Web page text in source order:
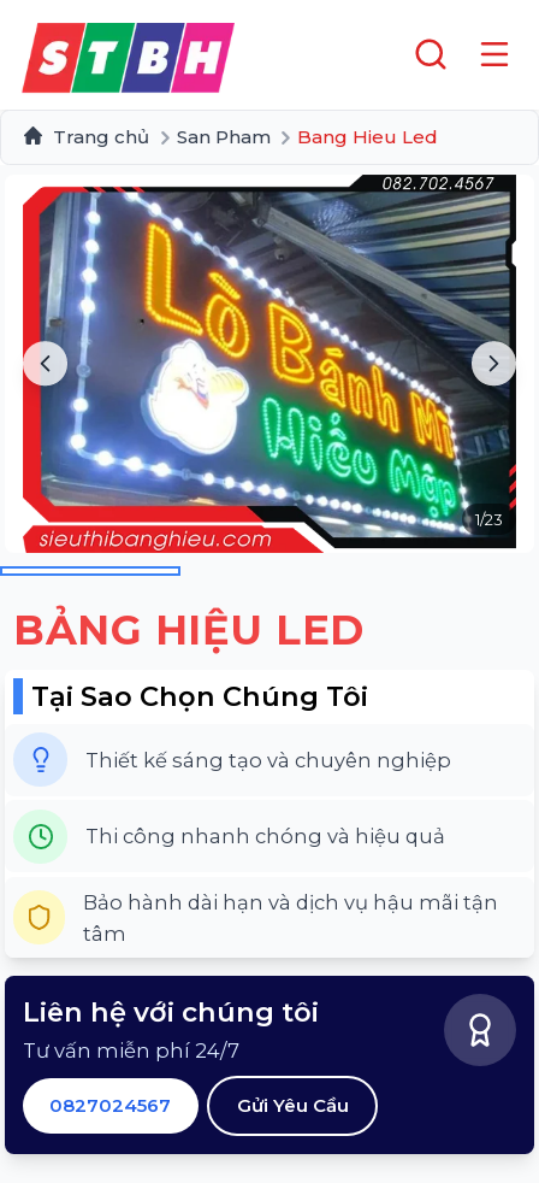
Trang chủ San Pham Bang Hieu Led
BẢNG HIỆU LED
Tại Sao Chọn Chúng Tôi
Thiết kế sáng tạo và chuyên nghiệp
Thi công nhanh chóng và hiệu quả
Bảo hành dài hạn và dịch vụ hậu mãi tận
tâm
Liên hệ với chúng tôi
Tư vấn miễn phí 24/7
0827024567 Gửi Yêu Cầu
1/23